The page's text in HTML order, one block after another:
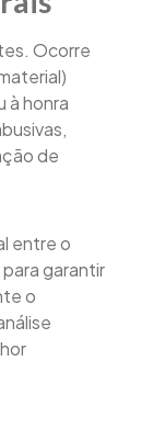
Ocorre
à honra
de
entre o
garantir
o